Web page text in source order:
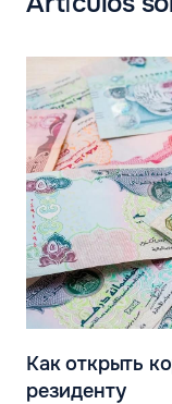
Как открыть
резиденту